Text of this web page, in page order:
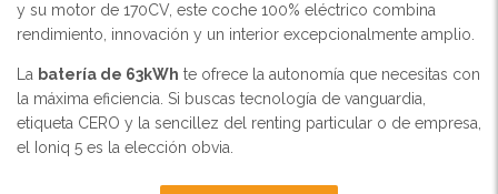
y su motor de 170CV, este coche 100% eléctrico combina
rendimiento, innovación y un interior excepcionalmente amplio.
La batería de 63kWh te ofrece la autonomía que necesitas con
la máxima eficiencia. Si buscas tecnología de vanguardia,
etiqueta CERO y la sencillez del renting particular o de empresa,
el Ioniq 5 es la elección obvia.